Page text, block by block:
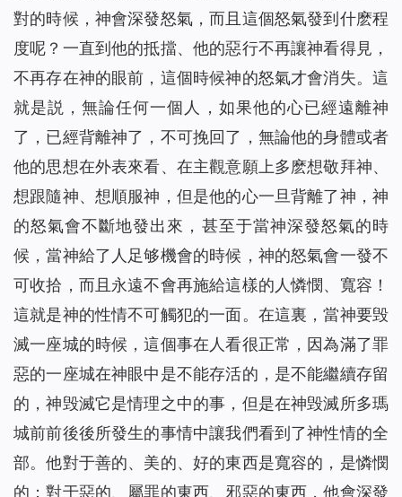
對的時候，神會深發怒氣，而且這個怒氣發到什麽程
度呢？一直到他的抵擋、他的惡行不再讓神看得見，
不再存在神的眼前，這個時候神的怒氣才會消失。這
就是説，無論任何一個人，如果他的心已經遠離神
了，已經背離神了，不可挽回了，無論他的身體或者
他的思想在外表來看、在主觀意願上多麽想敬拜神、
想跟隨神、想順服神，但是他的心一旦背離了神，神
的怒氣會不斷地發出來，甚至于當神深發怒氣的時
候，當神給了人足够機會的時候，神的怒氣會一發不
可收拾，而且永遠不會再施給這樣的人憐憫、寬容！
這就是神的性情不可觸犯的一面。在這裏，當神要毁
滅一座城的時候，這個事在人看很正常，因為滿了罪
惡的一座城在神眼中是不能存活的，是不能繼續存留
的，神毁滅它是情理之中的事，但是在神毁滅所多瑪
城前前後後所發生的事情中讓我們看到了神性情的全
部。他對于善的、美的、好的東西是寬容的，是憐憫
的；對于惡的、屬罪的東西、邪惡的東西，他會深發